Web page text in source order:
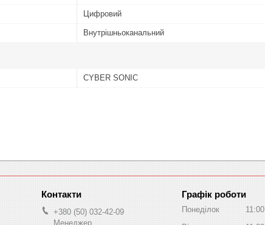
Цифровий
Внутрішньоканальний
CYBER SONIC
+380 (50) 032-42-09
Менеджер
Графік роботи
Понеділок 11:00